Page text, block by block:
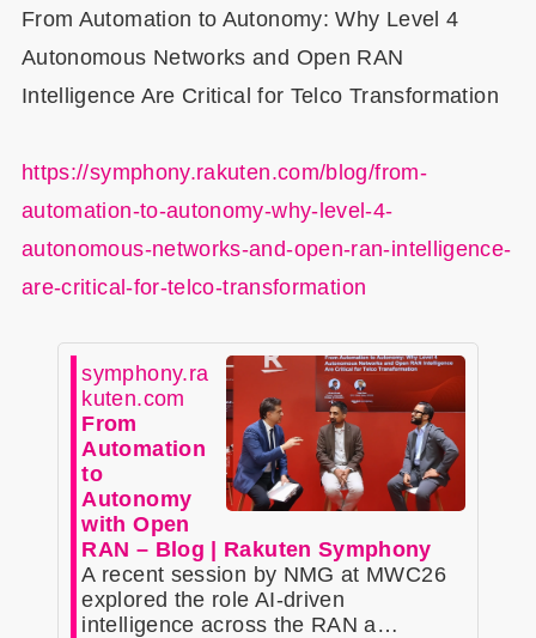
From Automation to Autonomy: Why Level 4
Autonomous Networks and Open RAN
Intelligence Are Critical for Telco Transformation
https://symphony.rakuten.com/blog/from-
automation-to-autonomy-why-level-4-
autonomous-networks-and-open-ran-intelligence-
are-critical-for-telco-transformation
symphony.ra
kuten.com
From
Automation
to
Autonomy
with Open
RAN – Blog | Rakuten Symphony
A recent session by NMG at MWC26
explored the role AI-driven
intelligence across the RAN a…